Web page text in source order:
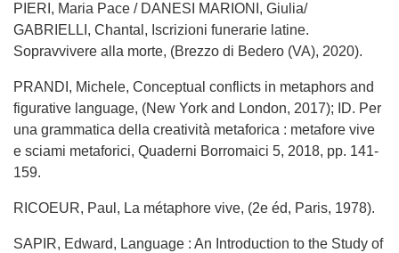
PIERI, Maria Pace / DANESI MARIONI, Giulia/
GABRIELLI, Chantal, Iscrizioni funerarie latine.
Sopravvivere alla morte, (Brezzo di Bedero (VA), 2020).
PRANDI, Michele, Conceptual conflicts in metaphors and
figurative language, (New York and London, 2017); ID. Per
una grammatica della creatività metaforica : metafore vive
e sciami metaforici, Quaderni Borromaici 5, 2018, pp. 141-
159.
RICOEUR, Paul, La métaphore vive, (2e éd, Paris, 1978).
SAPIR, Edward, Language : An Introduction to the Study of